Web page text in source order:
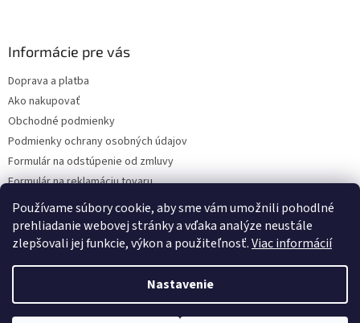
Používame súbory cookie, aby sme vám umožnili pohodlné
prehliadanie webovej stránky a vďaka analýze neustále
zlepšovali jej funkcie, výkon a použiteľnosť.Viac informácií
Nastavenie
Informácie pre vás
Doprava a platba
Ako nakupovať
Obchodné podmienky
Podmienky ochrany osobných údajov
Formulár na odstúpenie od zmluvy
Formulár na reklamáciu tovaru
Kontakty